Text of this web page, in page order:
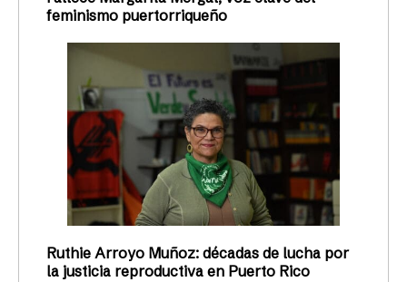
feminismo puertorriqueño
Ruthie Arroyo Muñoz: décadas de lucha por
la justicia reproductiva en Puerto Rico